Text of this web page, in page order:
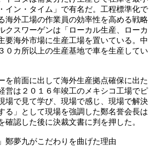
イン・タイム」で有名だ。工程標準化で
海外工場の作業員の効率性を高める戦略
クスワーゲンは「ローカル生産、ローカ
要海外市場に生産工場を置いている。中
０カ所以上の生産基地で車を生産してい
を前面に出して海外生産拠点確保に出た
営は２０１６年竣工のメキシコ工場でピ
場で見て学び、現場で感じ、現場で解決
る」として現場を強調した鄭名誉会長は
確認した後に決裁文書に判を押した。
鄭夢九がこだわりを曲げた理由